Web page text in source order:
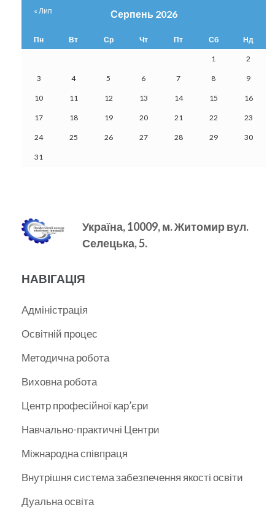
Серпень 2026
Пн Вт Ср Чт Пт Сб Нд
1 2
3 4 5 6 7 8 9
10 11 12 13 14 15 16
17 18 19 20 21 22 23
24 25 26 27 28 29 30
31
« Лип
Україна, 10009, м.Житомир вул.
Селецька, 5.
НАВІГАЦІЯ
Адміністрація
Освітній процес
Методична робота
Виховна робота
Центр професійної кар’єри
Навчально-практичні Центри
Міжнародна співпраця
Внутрішня система забезпечення якості освіти
Дуальна освіта